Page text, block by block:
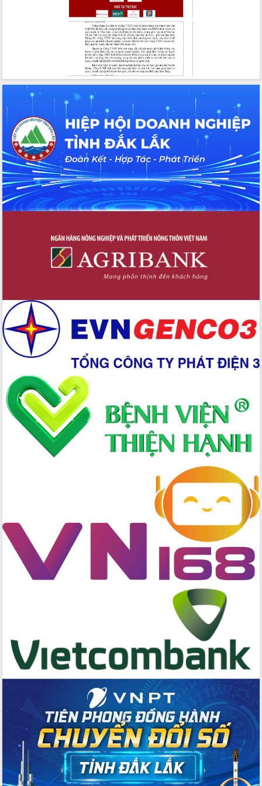
Tháo gỡ những vướng mắc, đẩy mạnh
công tác cải cách thủ tục hành chính
tại Trung tâm Phục vụ hành chính
Đắk Lắk: Tôn vinh 46 giải pháp tại Hội
thi Sáng tạo Kỹ thuật 2024 - 2025
Đắk Lắk rà soát, điều chỉnh Đề án 190
về phát triển nuôi trồng thủy sản
Phó Chủ tịch UBND tỉnh Đắk Lắk
Trương Công Thái kiểm tra thực địa
Dự án cao tốc Khánh Hòa - Buôn Ma
Thuột
Định vị cà phê Việt Nam như một “di
sản sống” trong dòng chảy toàn cầu
Xây dựng nông thôn mới: Nâng cao đời
sống người dân từ những mô hình thiết
thực
nhanh tiến độ các dự án trọng điểm
trong Khu kinh tế Nam Phú Yên
Hòn Yến phát triển du lịch gắn với bảo
Đắk Lắk thời kỳ 2021-2030, tầm nhìn
đến năm 2050
Phát động chiến dịch 30 ngày đêm
giải phóng mặt bằng Tuyến đường bộ
ven biển
Đắk Lắk nỗ lực thúc đẩy tăng trưởng
kinh tế từ 10% trở lên trong Quý
II/2026
Đắk Lắk ký kết thỏa thuận hợp tác về
chuyển đổi số giai đoạn 2026 – 2030
với Tập đoàn Bưu chính Viễn thông
Việt Nam
Thứ trưởng Bộ Y tế làm việc với tỉnh
Tập huấn ứng dụng trí tuệ nhân tạo (AI)
trong thương mại điện tử năm 2026
Đoàn đại biểu Quốc hội tỉnh Đắk Lắk
trao đổi thông tin trước Kỳ họp thứ
nhất, Quốc hội khóa XVI
Xã Ea Phê gắn cải cách hành chính với
chuyển đổi số
Hồ Thị Nguyên Thảo làm việc tại Trung
tâm Phục vụ hành chính công xã Ea
Phê
Xây dựng nền hành chính số đồng
hành cùng nông dân dân, doanh nghiệp
Giai đoạn 2026-2030, Đắk Lắk phấn
đấu có 77% xã đạt chuẩn nông thôn
mới